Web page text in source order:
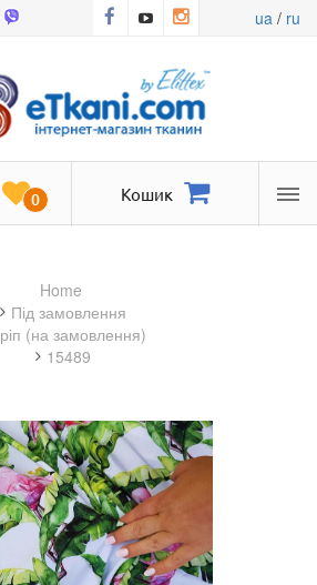
ua/ ru
0 Кошик
Home
під замовлення
кріп (на замовлення)
15489